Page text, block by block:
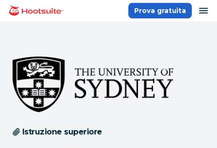
Salta
Homepage
Prova gratuita
Istruzione superiore